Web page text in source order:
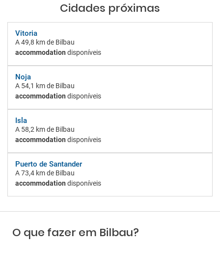
Cidades próximas
Vitoria
A49,8 kmde Bilbau
accommodation disponíveis
Noja
A 54,1 kmde Bilbau
accommodation disponíveis
Isla
A 58,2 kmde Bilbau
accommodation disponíveis
Puerto de Santander
A73,4 kmde Bilbau
accommodation disponíveis
O que fazer em Bilbau?